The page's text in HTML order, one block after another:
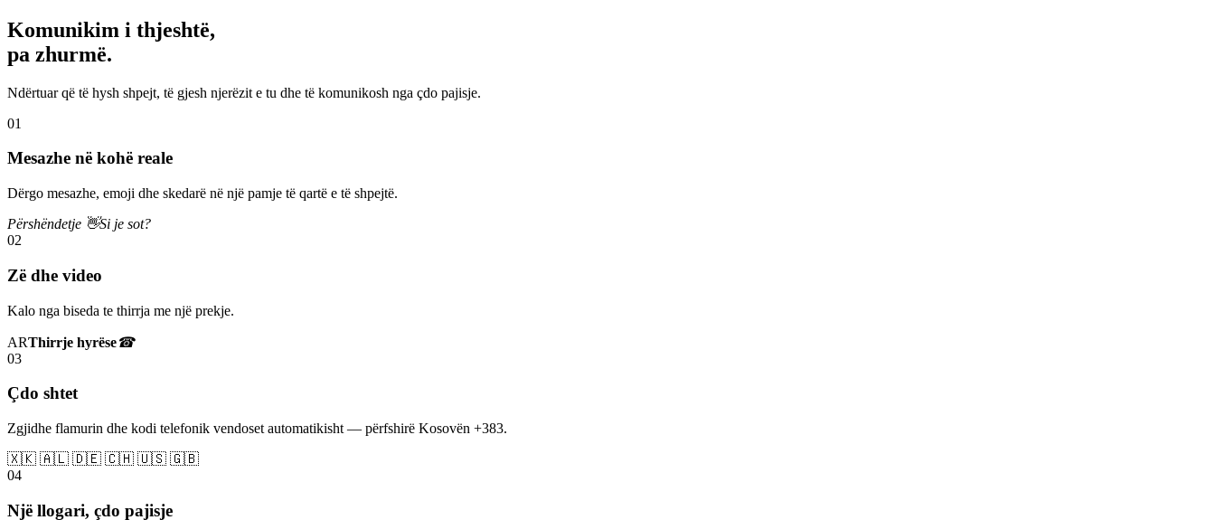
Komunikim i thjeshtë,
pa zhurmë.
Ndërtuar që të hysh shpejt, të gjesh njerëzit e tu dhe të komunikosh nga çdo pajisje.
01
Mesazhe në kohë reale
Dërgo mesazhe, emoji dhe skedarë në një pamje të qartë e të shpejtë.
Përshëndetje 👋Si je sot?
02
Zë dhe video
Kalo nga biseda te thirrja me një prekje.
ARThirrje hyrëse☎
03
Çdo shtet
Zgjidhe flamurin dhe kodi telefonik vendoset automatikisht — përfshirë Kosovën +383.
🇽🇰 🇦🇱 🇩🇪 🇨🇭 🇺🇸 🇬🇧
04
Një llogari, çdo pajisje